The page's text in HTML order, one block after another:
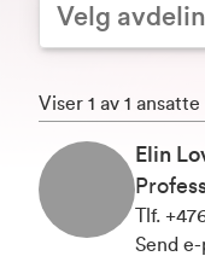
Velg
Viser 1 av 1 ansatte
Elin
Tlf.
Send